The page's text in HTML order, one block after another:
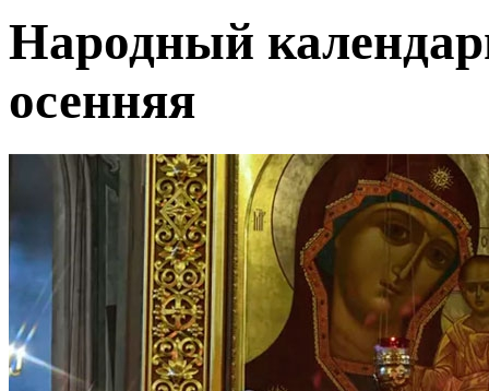
Народный
осенняя